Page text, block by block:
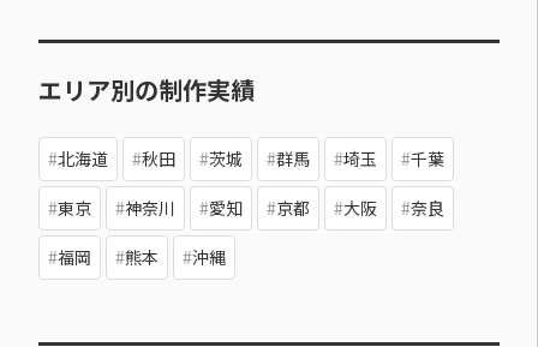
エリア別の制作実績
北海道 秋田 茨城 群馬 埼玉 千葉
東京 神奈川 愛知 京都 大阪 奈良
福岡 熊本 沖縄